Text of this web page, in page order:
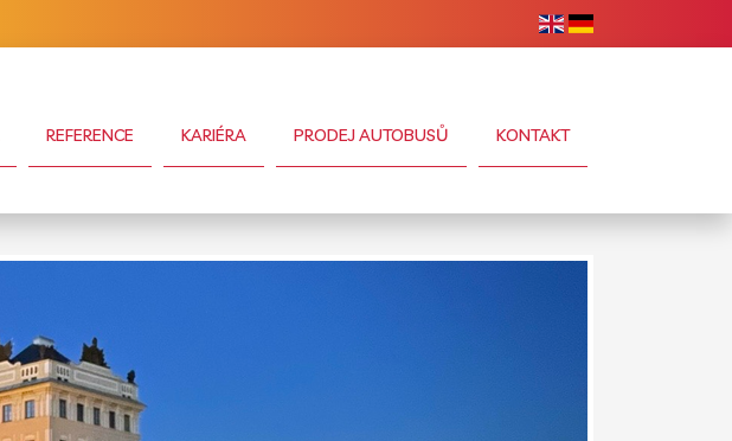
REFERENCE KARIÉRA PRODEJ AUTOBUSŮ KONTAKT